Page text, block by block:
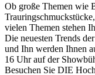
Ob große Themen wie
vielen Themen stehen
Die neuesten Trends
und Ihn werden Ihnen
16 Uhr auf der
Besuchen Sie DIE